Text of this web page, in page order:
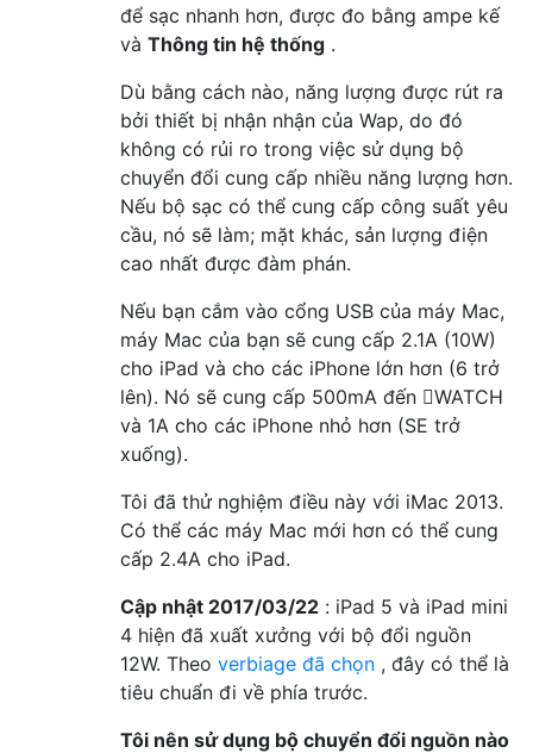
để sạc nhanh hơn, được đo bằng ampe kế
và Thông tin hệ thống .
Dù bằng cách nào, năng lượng được rút ra
bởi thiết bị nhận nhận của Wap, do đó
không có rủi ro trong việc sử dụng bộ
chuyển đổi cung cấp nhiều năng lượng hơn.
Nếu bộ sạc có thể cung cấp công suất yêu
cầu, nó sẽ làm; mặt khác, sản lượng điện
cao nhất được đàm phán.
Nếu bạn cắm vào cổng USB của máy Mac,
máy Mac của bạn sẽ cung cấp 2.1A (10W)
cho iPad và cho các iPhone lớn hơn (6 trở
lên). Nó sẽ cung cấp 500mA đến WATCH
và 1A cho các iPhone nhỏ hơn (SE trở
xuống).
Tôi đã thử nghiệm điều này với iMac 2013.
Có thể các máy Mac mới hơn có thể cung
cấp 2.4A cho iPad.
Cập nhật 2017/03/22 : iPad 5 và iPad mini
4 hiện đã xuất xưởng với bộ đổi nguồn
12W. Theo verbiage đã chọn , đây có thể là
tiêu chuẩn đi về phía trước.
Tôi nên sử dụng bộ chuyển đổi nguồn nào